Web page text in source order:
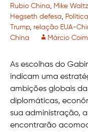
Rubio China, Mike
Hegseth defesa,
Trump, relação EUA-
China
Márcio
As escolhas do
indicam uma
ambições globais
diplomáticas,
sua administração,
encontrarão